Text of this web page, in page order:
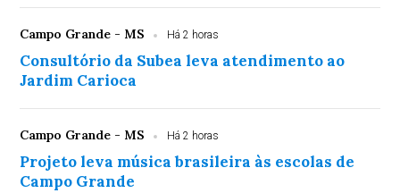
Campo Grande - MS Há 2 horas
Consultório da Subea leva atendimento ao
Jardim Carioca
Campo Grande - MS Há 2 horas
Projeto leva música brasileira às escolas de
Campo Grande